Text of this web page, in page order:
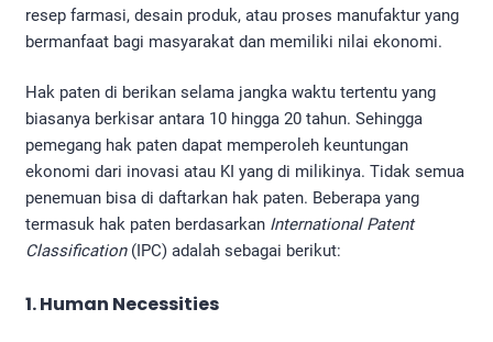
resep farmasi, desain produk, atau proses manufaktur yang
bermanfaat bagi masyarakat dan memiliki nilai ekonomi.
Hak paten di berikan selama jangka waktu tertentu yang
biasanya berkisar antara 10 hingga 20 tahun. Sehingga
pemegang hak paten dapat memperoleh keuntungan
ekonomi dari inovasi atau KI yang di milikinya. Tidak semua
penemuan bisa di daftarkan hak paten. Beberapa yang
termasuk hak paten berdasarkan International Patent
Classification(IPC) adalah sebagai berikut:
1. Human Necessities